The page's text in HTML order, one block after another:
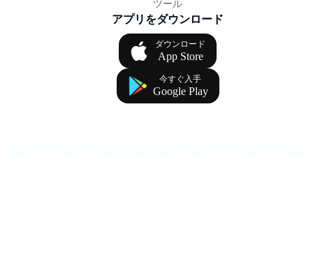
ツール
アプリをダウンロード
ダウンロード
App Store
今すぐ入手
Google Play